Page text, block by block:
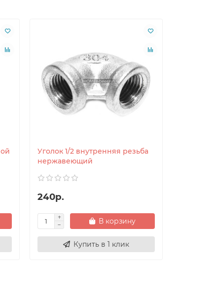
Уголок 1/2 внутренняя резьба
нержавеющий
240р.
В корзину
Купить в 1 клик